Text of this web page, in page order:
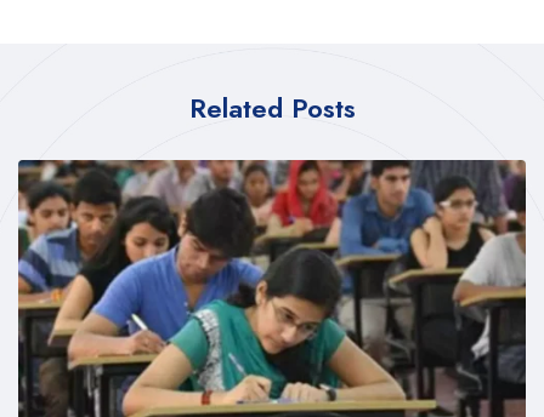
Related Posts